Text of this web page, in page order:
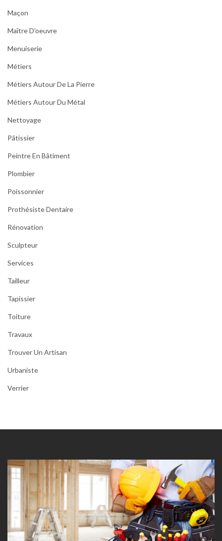
Maçon
Maître D'oeuvre
Menuiserie
Métiers
Métiers Autour De La Pierre
Métiers Autour Du Métal
Nettoyage
Pâtissier
Peintre En Bâtiment
Plombier
Poissonnier
Prothésiste Dentaire
Rénovation
Sculpteur
Services
Tailleur
Tapissier
Toiture
Travaux
Trouver Un Artisan
Urbaniste
Verrier